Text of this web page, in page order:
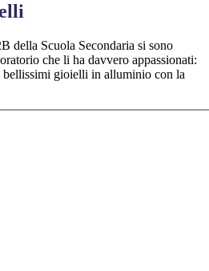
della Scuola Secondaria si sono
che li ha davvero appassionati:
bellissimi gioielli in alluminio con la